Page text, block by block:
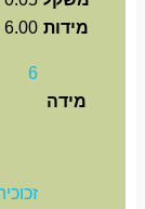
מידות 6.00 × 4.00 × 0.00 סנטימטרים
מידה
זכוכית